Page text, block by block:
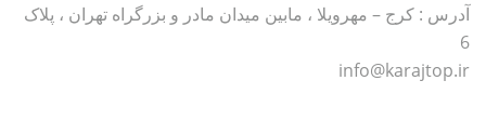
آدرس : کرج – مهرویلا ، مابین میدان مادر و بزرگراه تهران ، پلاک
6
info@karajtop.ir